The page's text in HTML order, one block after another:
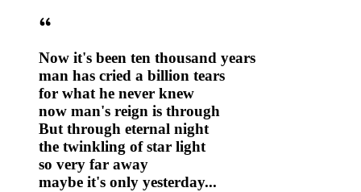
Now it's been ten thousand years
man has cried a billion tears
for what he never knew
now man's reign is through
But through eternal night
the twinkling of star light
so very far away
maybe it's only yesterday...